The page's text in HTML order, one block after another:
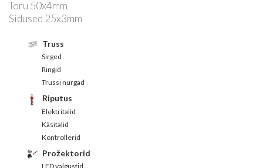
Toru 50x4mm
Sidused 25x3mm
Truss
Sirged
Ringid
Trussi nurgad
Riputus
Elektritalid
Käsitalid
Kontrollerid
Prožektorid
LED valgustid